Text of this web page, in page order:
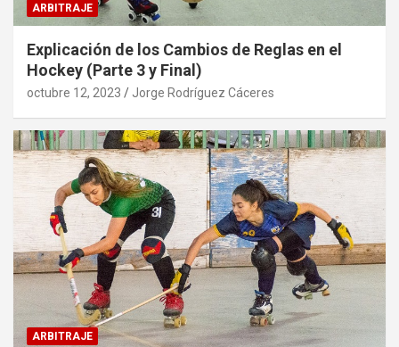
ARBITRAJE
Explicación de los Cambios de Reglas en el
Hockey (Parte 3 y Final)
octubre 12, 2023 Jorge Rodríguez Cáceres
ARBITRAJE